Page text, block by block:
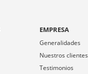
EMPRESA
Generalidades
Nuestros clientes
Testimonios